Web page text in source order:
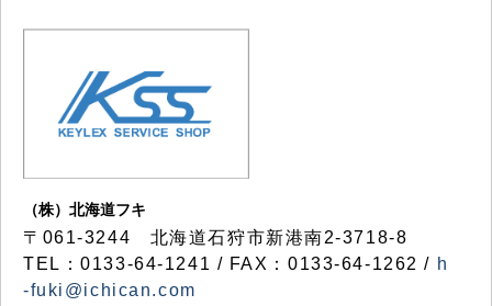
（株）北海道フキ
〒061-3244 北海道石狩市新港南2-3718-8
TEL：0133-64-1241 / FAX：0133-64-1262 / h
-fuki@ichican.com